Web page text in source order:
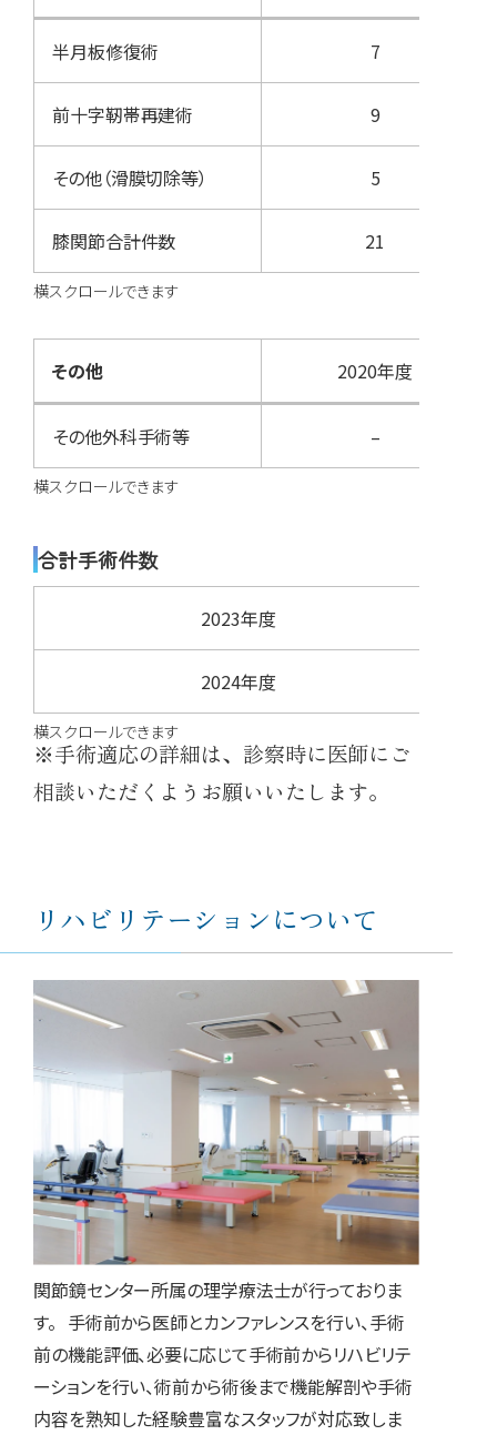
半月板修復術 7
前十字靭帯再建術 9
その他（滑膜切除等） 5
膝関節合計件数 21
その他 2020年度
その他外科手術等 –
合計手術件数
2023年度
2024年度
※手術適応の詳細は、診察時に医師にご
相談いただくようお願いいたします。
リハビリテーションについて
関節鏡センター所属の理学療法士が行っておりま
す。 手術前から医師とカンファレンスを行い、手術
前の機能評価、必要に応じて手術前からリハビリテ
ーションを行い、術前から術後まで機能解剖や手術
内容を熟知した経験豊富なスタッフが対応致しま